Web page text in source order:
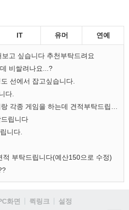
IT 유머 연예
고 싶습니다 추천부탁드려요
비쌀려나요...?
선에서 잡고싶습니다.
다.
립니다
니다.
적 부탁드립니다(예산150으로 수정)
화면 퀵링크
설정